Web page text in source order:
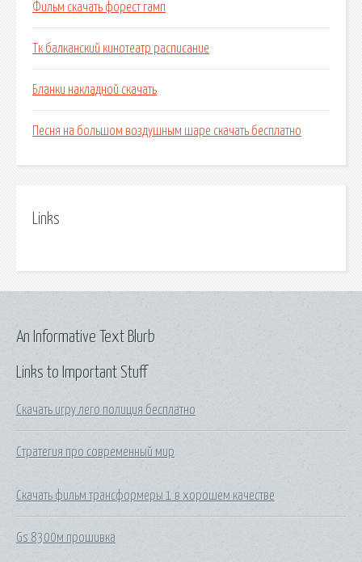
Фильм скачать форест гамп
Тк балканский кинотеатр расписание
Бланки накладной скачать
Песня на большом воздушным шаре скачать бесплатно
Links
Links to Important Stuff
Скачать игру лего полиция бесплатно
Стратегия про современный мир
Скачать фильм трансформеры 1 в хорошем качестве
Gs 8300м прошивка
An Informative Text Blurb